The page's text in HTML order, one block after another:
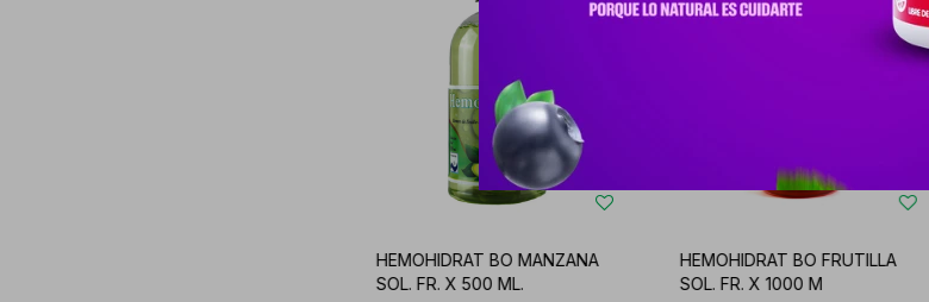
HEMOHIDRAT BO MANZANA
SOL. FR. X 500 ML.
HEMOHIDRAT BO FRUTILLA
SOL. FR. X 1000 M